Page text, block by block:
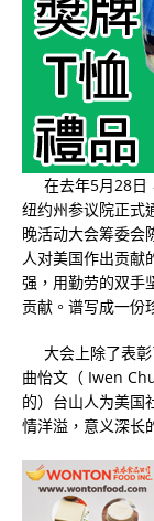
在去年5月28日
纽约州参议院正式
晚活动大会筹委会
人对美国作出贡献
强，用勤劳的双手
贡献。谱写成一份
大会上除了表
曲怡文（ Iwen
的）台山人为美国
情洋溢，意义深长